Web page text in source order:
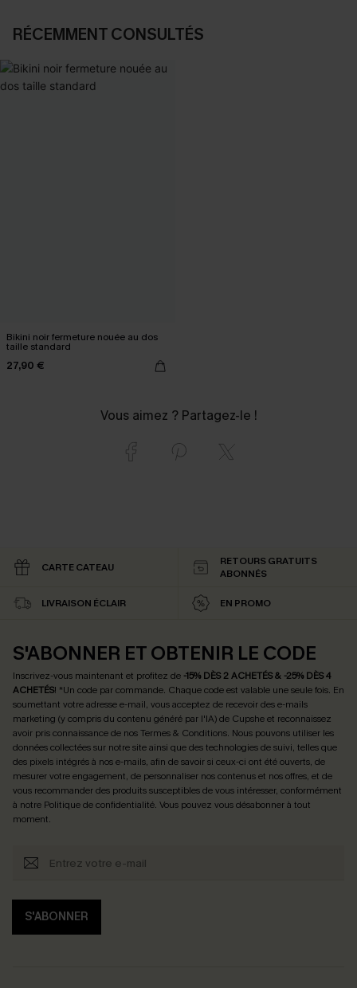
RÉCEMMENT CONSULTÉS
Bikini noir fermeture nouée au dos
taille standard
27,90 €
Vous aimez ? Partagez-le !
CARTE CATEAU
RETOURS GRATUITS
ABONNÉS
LIVRAISON ÉCLAIR EN PROMO
S'ABONNER ET OBTENIR LE CODE
Inscrivez-vous maintenant et profitez de -15% DÈS 2 ACHETÉS & -25% DÈS 4
ACHETÉS! *Un code par commande. Chaque code est valable une seule fois. En
soumettant votre adresse e-mail, vous acceptez de recevoir des e-mails
marketing (y compris du contenu généré par l'IA) de Cupshe et reconnaissez
avoir pris connaissance de nosTermes & Conditions. Nous pouvons utiliser les
données collectées sur notre site ainsi que des technologies de suivi, telles que
des pixels intégrés à nos e-mails, afin de savoir si ceux-ci ont été ouverts, de
mesurer votre engagement, de personnaliser nos contenus et nos offres, et de
vous recommander des produits susceptibles de vous intéresser, conformément
à notre Politique de confidentialité. Vous pouvez vous désabonner à tout
moment.
S'ABONNER